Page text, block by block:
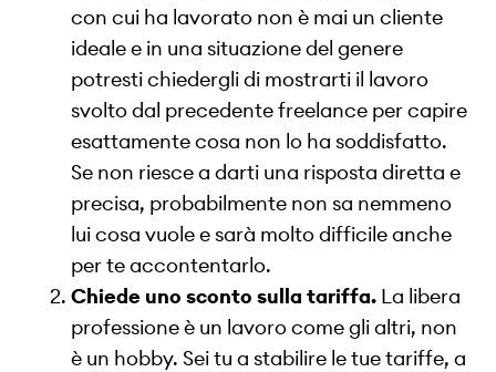
con cui ha lavorato non è mai un cliente
ideale e in una situazione del genere
potresti chiedergli di mostrarti il lavoro
svolto dal precedente freelance per capire
esattamente cosa non lo ha soddisfatto.
Se non riesce a darti una risposta diretta e
precisa, probabilmente non sa nemmeno
lui cosa vuole e sarà molto difficile anche
per te accontentarlo.
Chiede uno sconto sulla tariffa. La libera
professione è un lavoro come gli altri, non
è un hobby. Sei tu a stabilire le tue tariffe, a